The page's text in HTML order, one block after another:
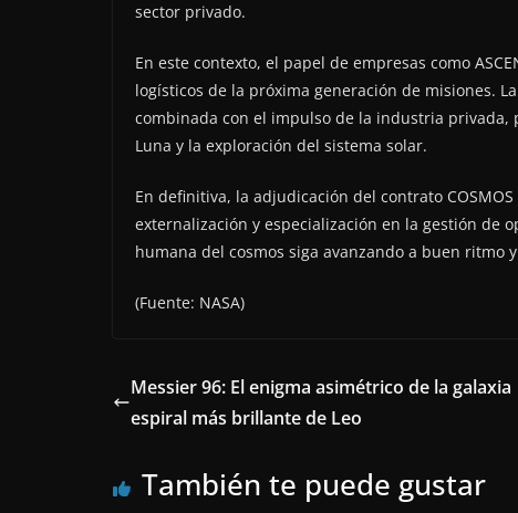
sector privado.
En este contexto, el papel de empresas como
logísticos de la próxima generación de misiones.
combinada con el impulso de la industria
Luna y la exploración del sistema solar.
En definitiva, la adjudicación del contrato
externalización y especialización en la gestión de
humana del cosmos siga avanzando a buen ritmo
(Fuente: NASA)
Messier 96: El enigma asimétrico de la galaxia
espiral más brillante de Leo
También te puede gustar